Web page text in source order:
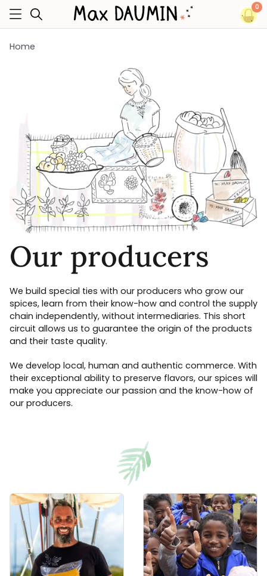
0
Home
Our producers
We build special ties with our producers who grow our
spices, learn from their know-how and control the supply
chain independently, without intermediaries. This short
circuit allows us to guarantee the origin of the products
and their taste quality.
We develop local, human and authentic commerce. With
their exceptional ability to preserve flavors, our spices will
make you appreciate our passion and the know-how of
our producers.